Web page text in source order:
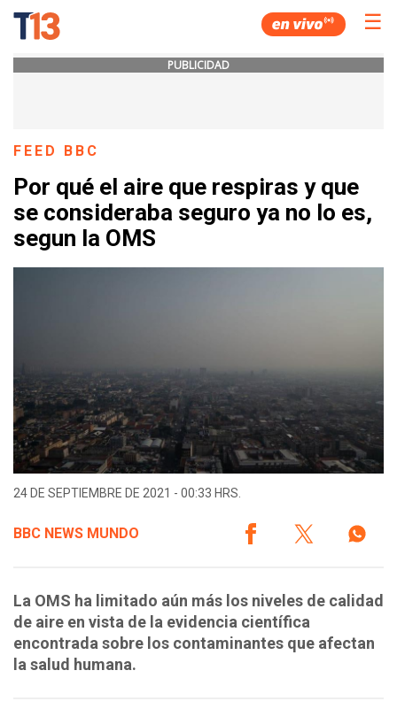
☰
PUBLICIDAD
FEED BBC
Por qué el aire que respiras y que
se consideraba seguro ya no lo es,
segun la OMS
24 DE SEPTIEMBRE DE 2021 - 00:33 HRS.
BBC NEWS MUNDO
La OMS ha limitado aún más los niveles de calidad
de aire en vista de la evidencia científica
encontrada sobre los contaminantes que afectan
la salud humana.